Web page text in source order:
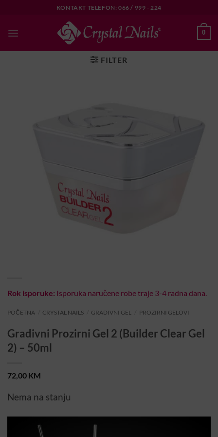
content
KONTAKT TELEFON: 066 / 999 - 224
0
FILTER
Rok isporuke: Isporuka naručene robe traje 3-4 radna dana.
POČETNA CRYSTAL NAILS GRADIVNI GEL PROZIRNI GELOVI
Gradivni Prozirni Gel 2 (Builder Clear Gel
2) – 50ml
72,00 KM
Nema na stanju